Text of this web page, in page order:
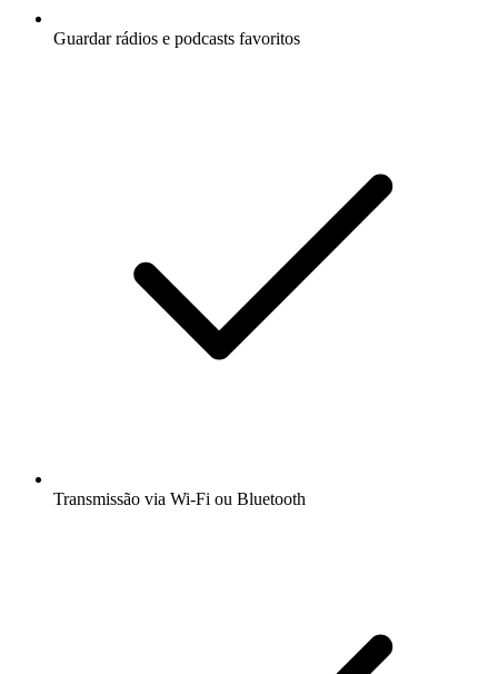
Guardar rádios e podcasts favoritos
Transmissão via Wi-Fi ou Bluetooth